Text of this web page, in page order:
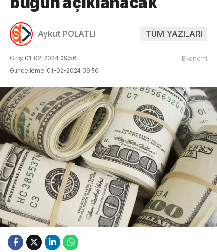
Aykut POLATLI TÜM YAZILARI
Giriş: 01-02-2024 09:56
Güncelleme: 01-02-2024 09:56
Ekonomi